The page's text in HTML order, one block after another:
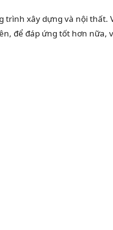
xây dựng và nội
để đáp ứng tốt hơn